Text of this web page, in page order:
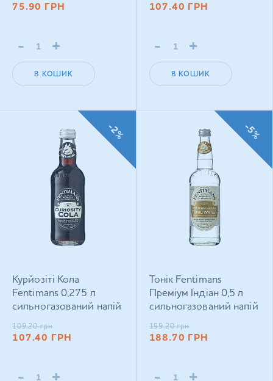
75.90 ГРН
- +
В КОШИК
107.40 ГРН
- +
В КОШИК
Курйозіті Кола
Fentimans 0,275 л
сильногазований напій
109.20 грн
107.40 ГРН
- +
-2%
Тонік Fentimans
Преміум Індіан 0,5 л
сильногазований напій
199.20 грн
188.70 ГРН
- +
-5%